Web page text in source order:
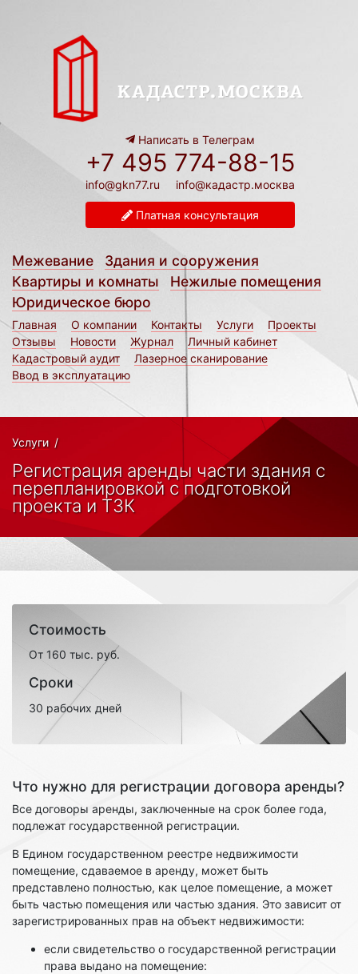
Написать в Телеграм
+7 495 774-88-15
info@gkn77.ru info@кадастр.москва
Платная консультация
Межевание
Здания и сооружения
Квартиры и комнаты
Нежилые помещения
Юридическое бюро
Главная О компании Контакты Услуги
Проекты
Отзывы
Новости Журнал
Личный кабинет
Кадастровый аудит
Лазерное сканирование
Ввод в эксплуатацию
Услуги /
Регистрация аренды части здания с
перепланировкой с подготовкой
проекта и ТЗК
Стоимость
От 160 тыс. руб.
Сроки
30 рабочих дней
Что нужно для регистрации договора аренды?
Все договоры аренды, заключенные на срок более года,
подлежат государственной регистрации.
В Едином государственном реестре недвижимости
помещение, сдаваемое в аренду, может быть
представлено полностью, как целое помещение, а может
быть частью помещения или частью здания. Это зависит от
зарегистрированных прав на объект недвижимости:
если свидетельство о государственной регистрации
права выдано на помещение: